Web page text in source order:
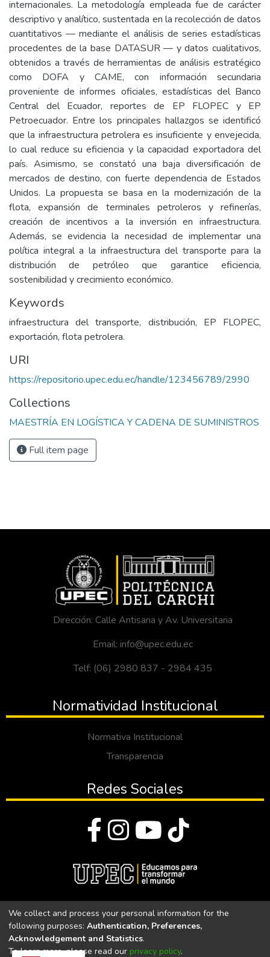
internacionales. La metodología empleada fue de carácter
descriptivo y analítico, sustentada en la recolección de datos
cuantitativos — mediante el análisis de series estadísticas
procedentes de la base DATASUR — y datos cualitativos,
obtenidos a través de herramientas de análisis estratégico
como DOFA y CAME, con información secundaria
proveniente de informes oficiales, estadísticas del Banco
Central del Ecuador, reportes de EP FLOPEC y EP
Petroecuador. Entre los principales hallazgos se identificó
que la infraestructura petrolera es insuficiente y envejecida,
lo cual reduce su eficiencia y la capacidad exportadora del
país. Asimismo, se constató una baja diversificación de
mercados de destino, con fuerte dependencia de Estados
Unidos. La propuesta se basa en la modernización de la
flota, expansión de terminales petroleros y refinerías,
creación de incentivos a la inversión en infraestructura.
Además, se evidencia la necesidad de implementar una
política integral a la infraestructura del transporte para la
distribución de petróleo que garantice eficiencia,
sostenibilidad y crecimiento económico.
Keywords
infraestructura del transporte, distribución, EP FLOPEC,
exportación, flota petrolera.
URI
https://repositorio.upec.edu.ec/handle/123456789/2990
Collections
MAESTRÍA EN LOGÍSTICA Y CADENA DE SUMINISTROS
Full item page
Dirección: Calle Antisana y Av. Universitaria
Email: info@upec.edu.ec
Telf: (06) 2980 837 - 2984 435
Normatividad Institucional
Normativa Institucional
Transparencia
Redes Sociales
Universidad Politécnica Estatal del Carchi
We collect and process your personal information for the
following purposes: Authentication, Preferences,
Acknowledgement and Statistics.
To learn more, please read our privacy policy.